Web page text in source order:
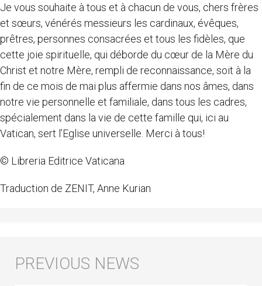
Je vous souhaite à tous et à chacun de vous, chers frères
et sœurs, vénérés messieurs les cardinaux, évêques,
prêtres, personnes consacrées et tous les fidèles, que
cette joie spirituelle, qui déborde du cœur de la Mère du
Christ et notre Mère, rempli de reconnaissance, soit à la
fin de ce mois de mai plus affermie dans nos âmes, dans
notre vie personnelle et familiale, dans tous les cadres,
spécialement dans la vie de cette famille qui, ici au
Vatican, sert l’Eglise universelle. Merci à tous!
© Libreria Editrice Vaticana
Traduction de ZENIT, Anne Kurian